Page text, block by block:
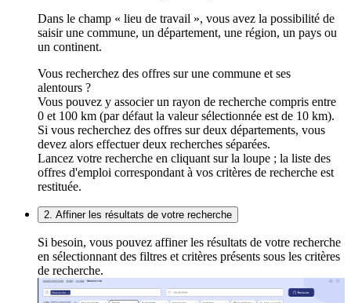
Dans le champ « lieu de travail », vous avez la possibilité de
saisir une commune, un département, une région, un pays ou
un continent.
Vous recherchez des offres sur une commune et ses
alentours ?
Vous pouvez y associer un rayon de recherche compris entre
0 et 100 km (par défaut la valeur sélectionnée est de 10 km).
Si vous recherchez des offres sur deux départements, vous
devez alors effectuer deux recherches séparées.
Lancez votre recherche en cliquant sur la loupe ; la liste des
offres d'emploi correspondant à vos critères de recherche est
restituée.
2. Affiner les résultats de votre recherche
Si besoin, vous pouvez affiner les résultats de votre recherche
en sélectionnant des filtres et critères présents sous les critères
de recherche.